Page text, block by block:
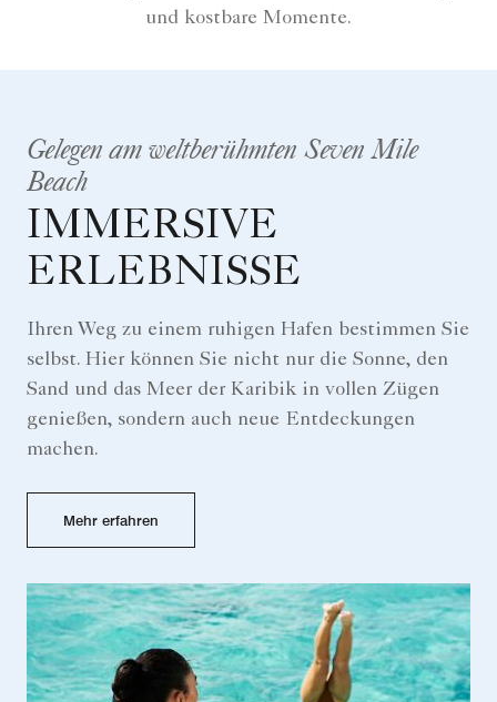
und kostbare Momente.
Gelegen am weltberühmten Seven Mile
Beach
IMMERSIVE
ERLEBNISSE
Ihren Weg zu einem ruhigen Hafen bestimmen Sie
selbst. Hier können Sie nicht nur die Sonne, den
Sand und das Meer der Karibik in vollen Zügen
genießen, sondern auch neue Entdeckungen
machen.
Mehr erfahren